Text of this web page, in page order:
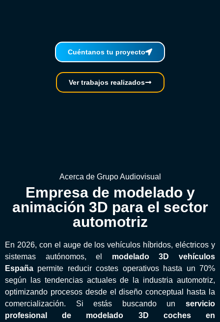
Cuéntanos tu proyecto
Ver trabajos realizados
Acerca de Grupo Audiovisual
Empresa de modelado y
animación 3D para el sector
automotriz
En 2026, con el auge de los vehículos híbridos, eléctricos y
sistemas autónomos, el modelado 3D vehículos
España permite reducir costes operativos hasta un 70%
según las tendencias actuales de la industria automotriz,
optimizando procesos desde el diseño conceptual hasta la
comercialización. Si estás buscando un servicio
profesional de modelado 3D coches en